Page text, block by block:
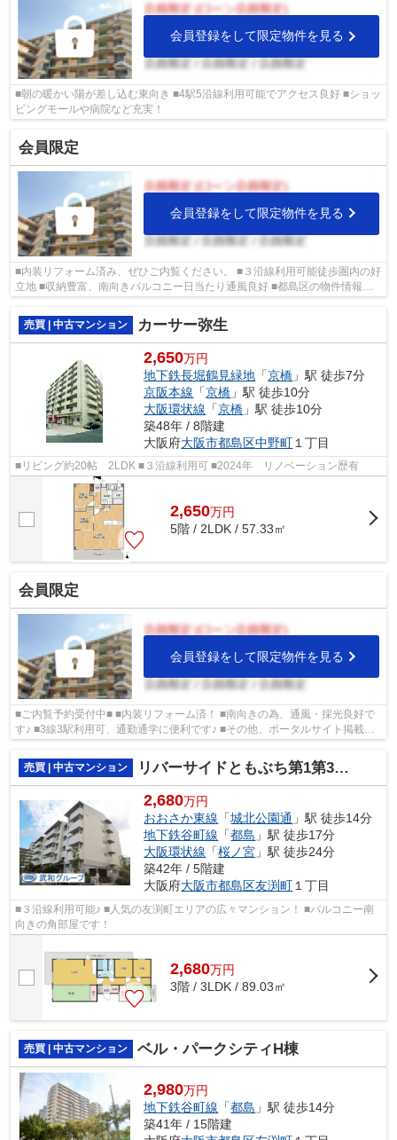
会員登録をして限定物件を見る
■朝の暖かい陽が差し込む東向き ■4駅5沿線利用可能でアクセス良好 ■ショッ
ピングモールや病院など充実！
会員限定
会員登録をして限定物件を見る
■内装リフォーム済み、ぜひご内覧ください。 ■３沿線利用可能徒歩圏内の好
立地 ■収納豊富、南向きバルコニー日当たり通風良好 ■都島区の物件情報は
武和グループまで！
売買 | 中古マンション
カーサー弥生
2,650万円
地下鉄長堀鶴見緑地 「京橋 」駅 徒歩7分
京阪本線 「京橋 」駅 徒歩10分
大阪環状線 「京橋 」駅 徒歩10分
築48年 / 8階建
大阪府大阪市都島区中野町 １丁目
■リビング約20帖 2LDK ■３沿線利用可 ■2024年 リノベーション歴有
2,650万円
5階 / 2LDK / 57.33㎡
会員限定
会員登録をして限定物件を見る
■ご内覧予約受付中■ ■内装リフォーム済！ ■南向きの為、通風・採光良好で
す♪ ■3線3駅利用可、通勤通学に便利です♪ ■その他、ポータルサイト掲載物
売買 | 中古マンション
リバーサイドともぶち第1第34号棟
2,680万円
おおさか東線 「城北公園通 」駅 徒歩14分
地下鉄谷町線 「都島 」駅 徒歩17分
大阪環状線 「桜ノ宮 」駅 徒歩24分
築42年 / 5階建
大阪府大阪市都島区友渕町１丁目
■３沿線利用可能♪ ■人気の友渕町エリアの広々マンション！ ■バルコニー南
向きの角部屋です！
2,680万円
3階 / 3LDK / 89.03㎡
売買 | 中古マンション ベル・パークシティH棟
2,980万円
地下鉄谷町線 「都島 」駅 徒歩14分
築41年 / 15階建